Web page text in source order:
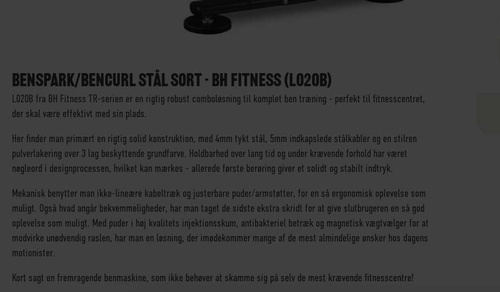
STARTEN
AF
BILLEDGALLERIET
BENSPARK/BENCURL STÅL SORT - BH FITNESS (L020B)
L020B fra BH Fitness TR-serien er en rigtig robust comboløsning til komplet ben træning - perfekt til fitnesscentret,
der skal være effektivt med sin plads.
Her finder man primært en rigtig solid konstruktion, med 4mm tykt stål, 5mm indkapslede stålkabler og en stilren
pulverlakering over 3 lag beskyttende grundfarve. Holdbarhed over lang tid og under krævende forhold har været
nøgleord i designprocessen, hvilket kan mærkes - allerede første berøring giver et solidt og stabilt indtryk.
Mekanisk benytter man ikke-lineære kabeltræk og justerbare puder/armstøtter, for en så ergonomisk oplevelse som
muligt. Også hvad angår bekvemmeligheder, har man taget de sidste ekstra skridt for at give slutbrugeren en så god
oplevelse som muligt. Med puder i høj kvalitets injektionsskum, antibakteriel betræk og magnetisk vægtvælger for at
modvirke unødvendig raslen, har man en løsning, der imødekommer mange af de mest almindelige ønsker hos dagens
motionister.
Kort sagt en fremragende benmaskine, som ikke behøver at skamme sig på selv de mest krævende fitnesscentre!